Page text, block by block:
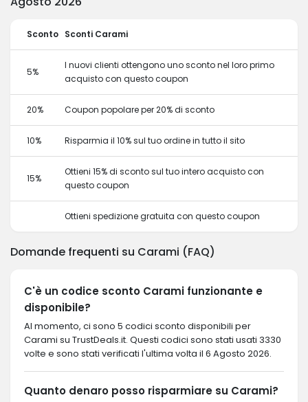
Sconto Sconti Carami
5%
I nuovi clienti ottengono uno sconto nel loro primo
acquisto con questo coupon
20% Coupon popolare per 20% di sconto
10% Risparmia il 10% sul tuo ordine in tutto il sito
15%
Ottieni 15% di sconto sul tuo intero acquisto con
questo coupon
Ottieni spedizione gratuita con questo coupon
Domande frequenti su Carami (FAQ)
C'è un codice sconto Carami funzionante e
disponibile?
Al momento, ci sono 5 codici sconto disponibili per
Carami su TrustDeals.it. Questi codici sono stati usati 3330
volte e sono stati verificati l'ultima volta il 6 Agosto 2026.
Quanto denaro posso risparmiare su Carami?